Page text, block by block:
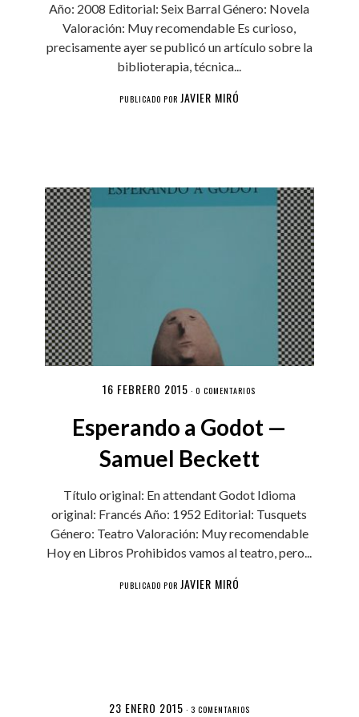
Año: 2008 Editorial: Seix Barral Género: Novela
Valoración: Muy recomendable Es curioso,
precisamente ayer se publicó un artículo sobre la
biblioterapia, técnica...
PUBLICADO POR JAVIER MIRÓ
16 FEBRERO 2015 ·0 COMENTARIOS
Esperando a Godot —
Samuel Beckett
Título original: En attendant Godot Idioma
original: Francés Año: 1952 Editorial: Tusquets
Género: Teatro Valoración: Muy recomendable
Hoy en Libros Prohibidos vamos al teatro, pero...
PUBLICADO POR JAVIER MIRÓ
23 ENERO 2015 · 3 COMENTARIOS